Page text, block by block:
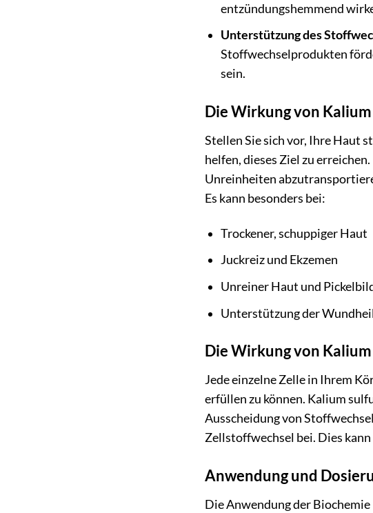
entzündungshemmend
Unterstützung des
Stoffwechselprodukten
sein.
Die Wirkung von
Stellen Sie sich vor, Ihre Haut
helfen, dieses Ziel zu
Unreinheiten
Es kann besonders bei:
Trockener, schuppiger Haut
Juckreiz und Ekzemen
Unreiner Haut und
Unterstützung der
Die Wirkung von
Jede einzelne Zelle in Ihrem
erfüllen zu können. Kalium
Ausscheidung von
Zellstoffwechsel bei. Dies
Anwendung und
Die Anwendung der